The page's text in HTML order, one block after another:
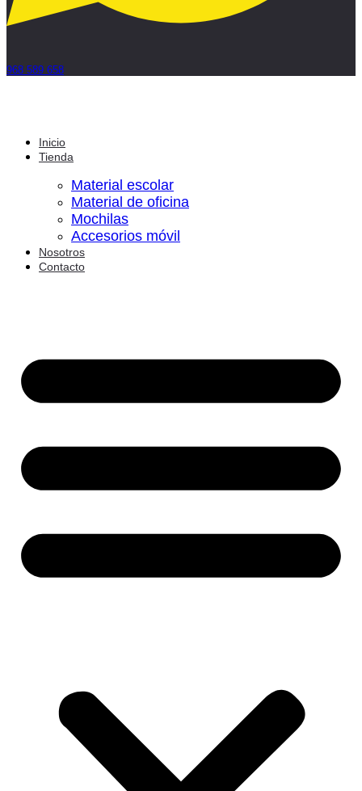
968 589 658
Inicio
Tienda
Material escolar
Material de oficina
Mochilas
Accesorios móvil
Nosotros
Contacto